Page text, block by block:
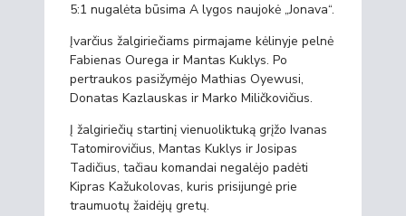
5:1 nugalėta būsima A lygos naujokė „Jonava“.
Įvarčius žalgiriečiams pirmajame kėlinyje pelnė
Fabienas Ourega ir Mantas Kuklys. Po
pertraukos pasižymėjo Mathias Oyewusi,
Donatas Kazlauskas ir Marko Miličkovičius.
Į žalgiriečių startinį vienuoliktuką grįžo Ivanas
Tatomirovičius, Mantas Kuklys ir Josipas
Tadičius, tačiau komandai negalėjo padėti
Kipras Kažukolovas, kuris prisijungė prie
traumuotų žaidėjų gretų.